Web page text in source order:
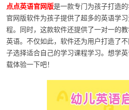
点点英语官网版是一款专门为孩子打造
官网版软件为孩子提供了超多的英语学
程。同时，这款软件还提供了一对一的
英语。不仅如此，软件还为用户打造了
子选择适合自己的学习课程学习。想学
载体验一下吧！